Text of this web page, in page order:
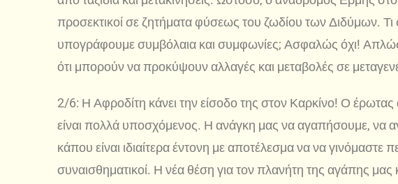
προσεκτικοί σε ζητήματα φύσεως του ζωδίου των Διδύμων. Τι
υπογράφουμε συμβόλαια και συμφωνίες; Ασφαλώς όχι!
ότι μπορούν να προκύψουν αλλαγές και μεταβολές σε
2/6: Η Αφροδίτη κάνει την είσοδο της στον Καρκίνο! Ο έρωτας
είναι πολλά υποσχόμενος. Η ανάγκη μας να αγαπήσουμε, να
κάπου είναι ιδιαίτερα έντονη με αποτέλεσμα να να γινόμαστε
συναισθηματικοί. Η νέα θέση για τον πλανήτη της αγάπης μας